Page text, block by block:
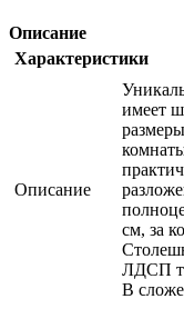
Описание
Характеристики
Описание
имеет
см, за
ЛДСП
В